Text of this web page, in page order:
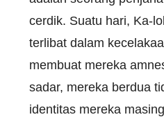
cerdik. Suatu hari, Ka-
terlibat dalam
membuat mereka
sadar, mereka berdua
identitas mereka